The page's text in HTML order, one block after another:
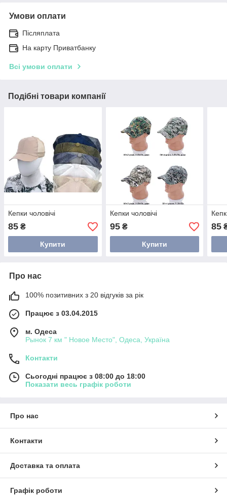
Умови оплати
Післяплата
На карту Приватбанку
Всі умови оплати
Подібні товари компанії
Кепки чоловічі
85 ₴
Купити
Кепки чоловічі
95₴
Купити
85
Про нас
100% позитивних з 20 відгуків за рік
Працює з 03.04.2015
м. Одеса
Рынок 7 км " Новое Место", Одеса, Україна
Контакти
Сьогодні працює з 08:00 до 18:00
Показати весь графік роботи
Про нас
Контакти
Доставка та оплата
Графік роботи